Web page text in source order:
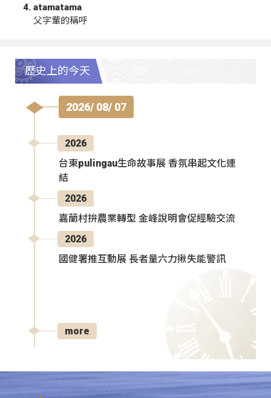
atamatama
父字輩的稱呼
歷史上的今天
2026/ 08/ 07
2026
台東pulingau生命故事展 香氛串起文化連
結
2026
嘉蘭村拚農業轉型 金峰說明會促經驗交流
2026
國健署推互動展 長者量六力揪失能警訊
more